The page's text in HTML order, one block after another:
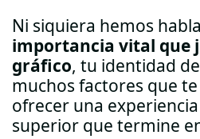
Ni siquiera hemos
importancia vital que
gráfico, tu identidad
muchos factores que
ofrecer una
superior que termine